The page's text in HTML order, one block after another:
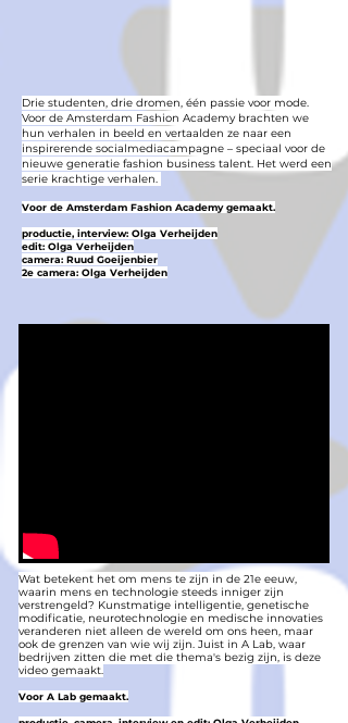
Drie studenten, drie dromen, één passie voor mode.
Voor de Amsterdam Fashion Academy brachten we
hun verhalen in beeld en vertaalden ze naar een
inspirerende socialmediacampagne – speciaal voor de
nieuwe generatie fashion business talent. Het werd een
serie krachtige verhalen.
Voor de Amsterdam Fashion Academy gemaakt.
productie, interview: Olga Verheijden
edit: Olga Verheijden
camera: Ruud Goeijenbier
2e camera: Olga Verheijden
Wat betekent het om mens te zijn in de 21e eeuw,
waarin mens en technologie steeds inniger zijn
verstrengeld? Kunstmatige intelligentie, genetische
modificatie, neurotechnologie en medische innovaties
veranderen niet alleen de wereld om ons heen, maar
ook de grenzen van wie wij zijn. Juist in A Lab, waar
bedrijven zitten die met die thema's bezig zijn, is deze
video gemaakt.
Voor A Lab gemaakt.